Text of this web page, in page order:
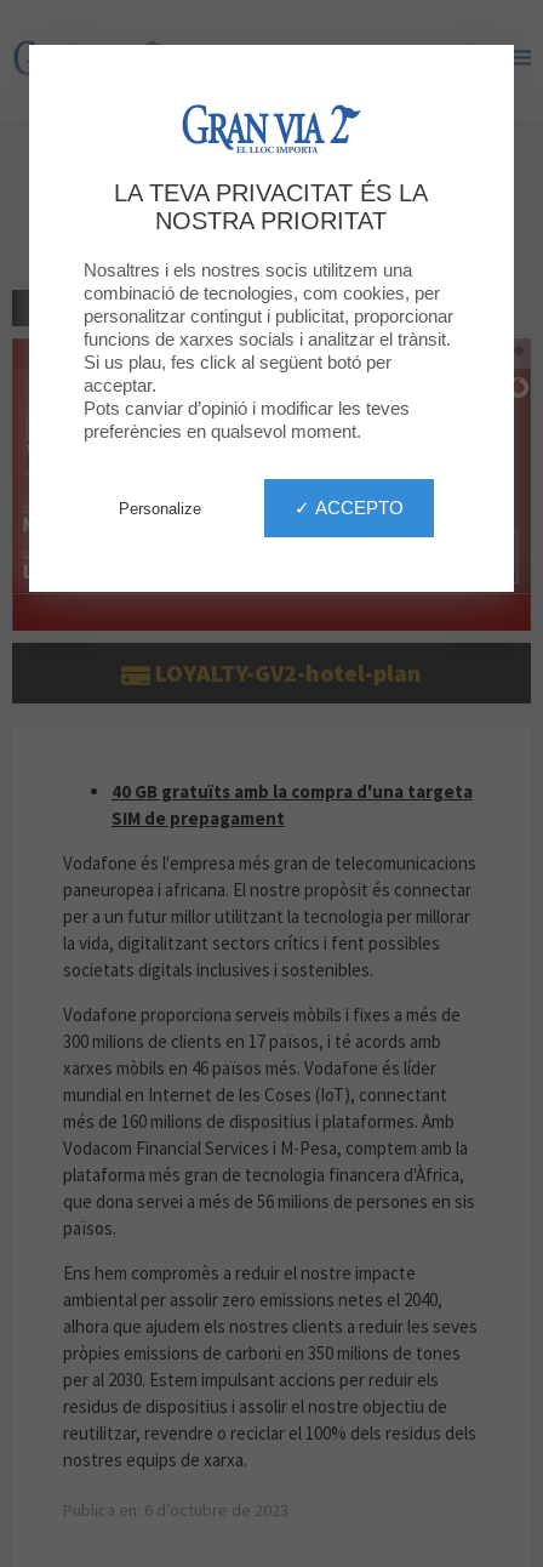
Gran Via 2
40 GB gratuïts amb la compra
d'una targeta SIM de
prepagagament
TORNAR AL LLISTAT
LOYALTY-GV2-hotel-plan
40 GB GRATUÏTS AMB LA COMPRA D'UNA
40 GB gratuïts amb la compra d'una targeta
SIM de prepagament
Vodafone és l'empresa més gran de telecomunicacions
paneuropea i africana. El nostre propòsit és connectar
per a un futur millor utilitzant la tecnologia per millorar
la vida, digitalitzant sectors crítics i fent possibles
societats digitals inclusives i sostenibles.
Vodafone proporciona serveis mòbils i fixes a més de
300 milions de clients en 17 països, i té acords amb
xarxes mòbils en 46 països més. Vodafone és líder
mundial en Internet de les Coses (IoT), connectant
més de 160 milions de dispositius i plataformes. Amb
Vodacom Financial Services i M-Pesa, comptem amb la
plataforma més gran de tecnologia financera d'Àfrica,
que dona servei a més de 56 milions de persones en sis
països.
Ens hem compromès a reduir el nostre impacte
ambiental per assolir zero emissions netes el 2040,
alhora que ajudem els nostres clients a reduir les seves
pròpies emissions de carboni en 350 milions de tones
per al 2030. Estem impulsant accions per reduir els
residus de dispositius i assolir el nostre objectiu de
reutilitzar, revendre o reciclar el 100% dels residus dels
nostres equips de xarxa.
Publica en: 6 d’octubre de 2023
LA TEVA PRIVACITAT ÉS LA
NOSTRA PRIORITAT
Nosaltres i els nostres socis utilitzem una
combinació de tecnologies, com cookies, per
personalitzar contingut i publicitat, proporcionar
funcions de xarxes socials i analitzar el trànsit.
Si us plau, fes click al següent botó per
acceptar.
Pots canviar d’opinió i modificar les teves
preferències en qualsevol moment.
✓ ACCEPTO
Personalize